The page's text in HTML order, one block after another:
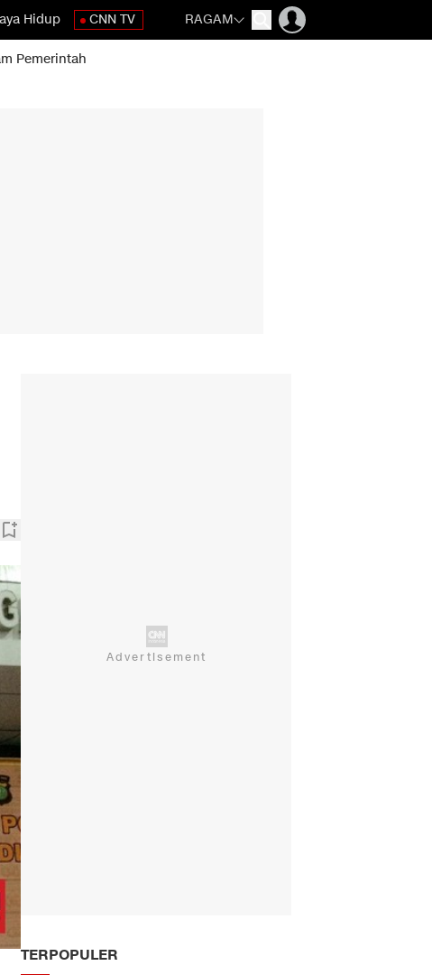
Hidup CNN TV RAGAM
Pemerintah
TERPOPULER